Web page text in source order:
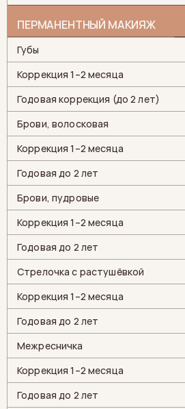
ПЕРМАНЕНТНЫЙ МАКИЯЖ
Губы
Коррекция 1–2 месяца
Годовая коррекция (до 2 лет)
Брови, волосковая
Коррекция 1–2 месяца
Годовая до 2 лет
Брови, пудровые
Коррекция 1–2 месяца
Годовая до 2 лет
Стрелочка с растушёвкой
Коррекция 1–2 месяца
Годовая до 2 лет
Межресничка
Коррекция 1–2 месяца
Годовая до 2 лет